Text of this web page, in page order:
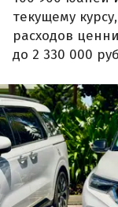
текущему
расходов
до 2 330 000